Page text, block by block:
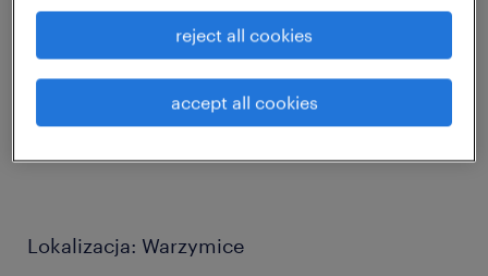
gotowych do podjęcia pracy jako Operator
Wózka Widłowego. Dołącz do zespołu i
rozwijaj swoje umiejętności pod skrzydłami
Lokalizacja: Warzymice
accept all cookies
reject all cookies